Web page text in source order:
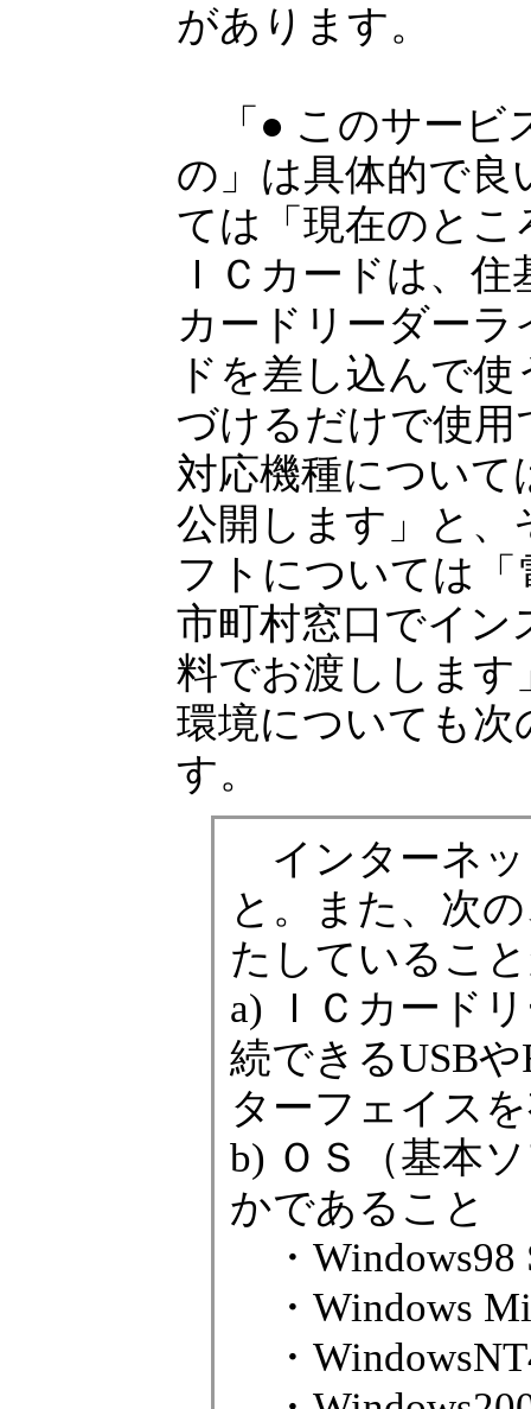
があります。
「● このサービ
の」は具体的で
ては「現在のとこ
ＩＣカードは、
カードリーダー
ドを差し込んで
づけるだけで使
対応機種について
公開します」と
フトについては
市町村窓口でイン
料でお渡ししま
環境についても
す。
インターネッ
と。また、次
たしているこ
a) ＩＣカード
続できるUSB
ターフェイス
b) ＯＳ（基本
かであること
・Windows98
・Windows
・